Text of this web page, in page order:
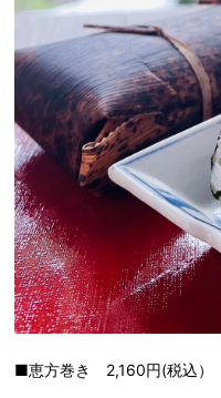
■恵方巻き 2,160円(税込）